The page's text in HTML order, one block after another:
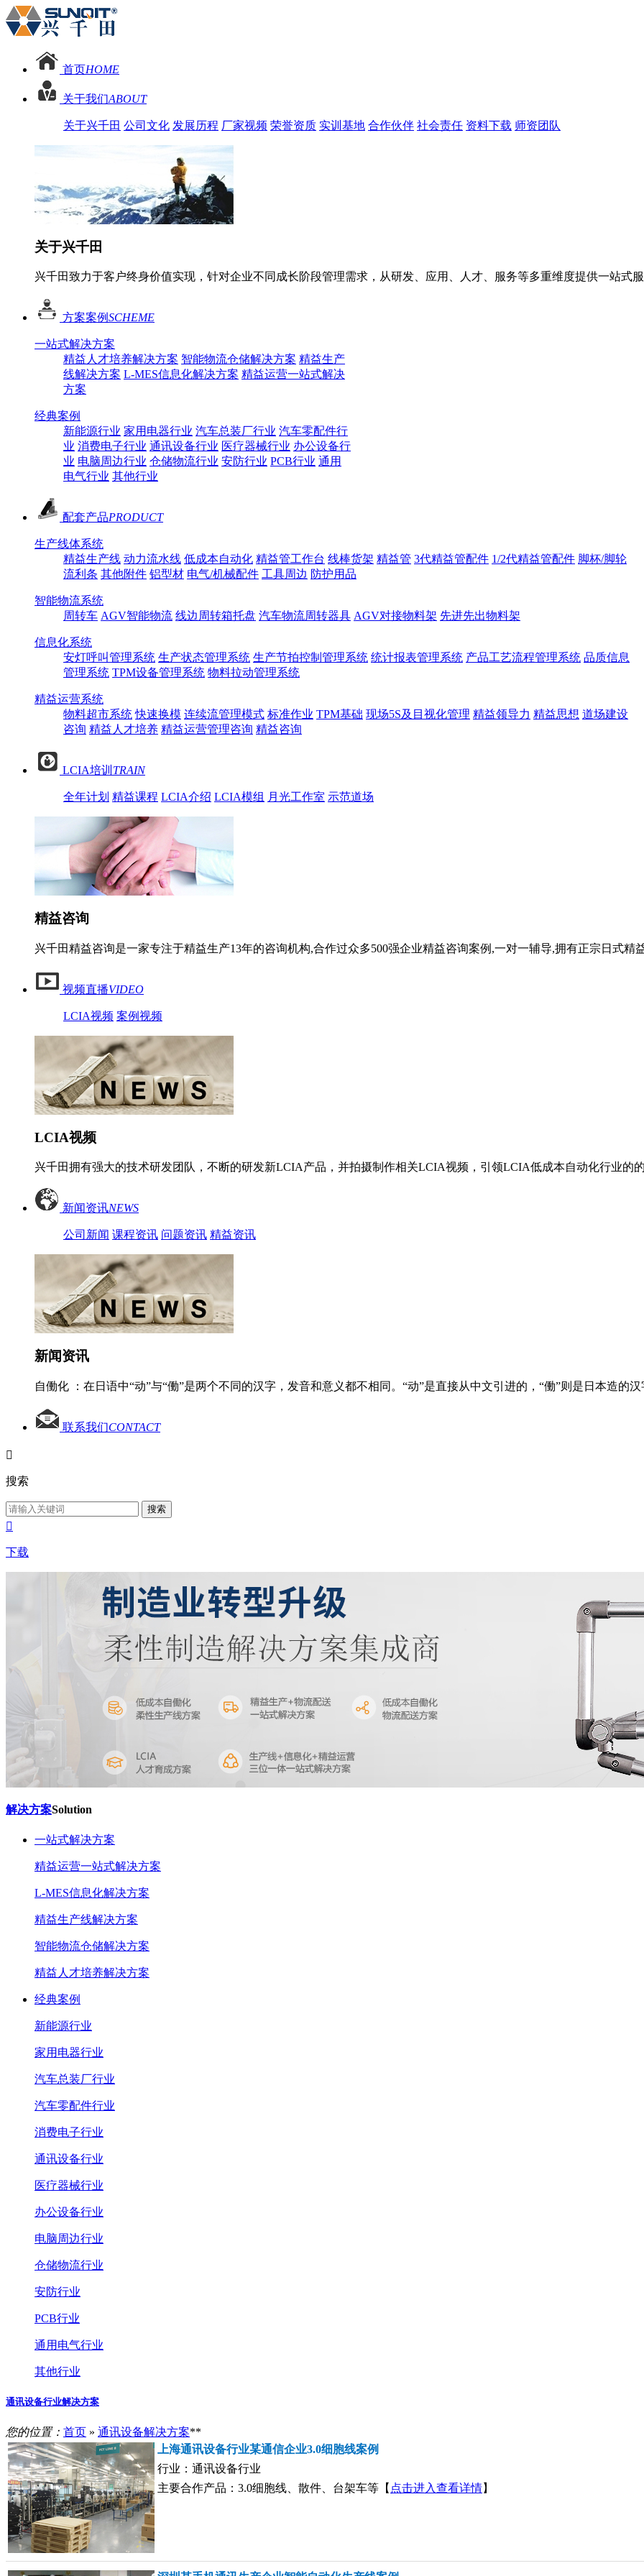
首页HOME
关于我们ABOUT
关于兴千田 公司文化 发展历程 厂家视频 荣誉资质 实训基地 合作伙伴 社会责任 资料下载 师资团队
关于兴千田
兴千田致力于客户终身价值实现，针对企业不同成长阶段管理需求，从研发、应用、人才、服务等多重维度提供一站式
方案案例SCHEME
一站式解决方案
精益人才培养解决方案 智能物流仓储解决方案 精益生产
线解决方案 L-MES信息化解决方案 精益运营一站式解决
方案
经典案例
新能源行业 家用电器行业 汽车总装厂行业 汽车零配件行
业 消费电子行业 通讯设备行业 医疗器械行业 办公设备行
业 电脑周边行业 仓储物流行业 安防行业 PCB行业 通用
电气行业 其他行业
配套产品PRODUCT
生产线体系统
精益生产线 动力流水线 低成本自动化 精益管工作台 线棒货架 精益管 3代精益管配件 1/2代精益管配件 脚杯/脚轮
流利条 其他附件 铝型材 电气/机械配件 工具周边 防护用品
智能物流系统
周转车 AGV智能物流 线边周转箱托盘 汽车物流周转器具 AGV对接物料架 先进先出物料架
信息化系统
安灯呼叫管理系统 生产状态管理系统 生产节拍控制管理系统 统计报表管理系统 产品工艺流程管理系统 品质信息
管理系统 TPM设备管理系统 物料拉动管理系统
精益运营系统
物料超市系统 快速换模 连续流管理模式 标准作业 TPM基础 现场5S及目视化管理 精益领导力 精益思想 道场建设
咨询 精益人才培养 精益运营管理咨询 精益咨询
LCIA培训 TRAIN
全年计划 精益课程 LCIA介绍 LCIA模组 月光工作室 示范道场
精益咨询
兴千田精益咨询是一家专注于精益生产13年的咨询机构,合作过众多500强企业精益咨询案例,一对一辅导,拥有正宗日式精
视频直播VIDEO
LCIA视频 案例视频
LCIA视频
兴千田拥有强大的技术研发团队，不断的研发新LCIA产品，并拍摄制作相关LCIA视频，引领LCIA低成本自动化行业的
新闻资讯NEWS
公司新闻 课程资讯 问题资讯 精益资讯
新闻资讯
自働化 ：在日语中“动”与“働”是两个不同的汉字，发音和意义都不相同。“动”是直接从中文引进的，“働”则是日本造的汉
联系我们CONTACT

搜索
搜索

下载
解决方案Solution
一站式解决方案
精益运营一站式解决方案
L-MES信息化解决方案
精益生产线解决方案
智能物流仓储解决方案
精益人才培养解决方案
经典案例
新能源行业
家用电器行业
汽车总装厂行业
汽车零配件行业
消费电子行业
通讯设备行业
医疗器械行业
办公设备行业
电脑周边行业
仓储物流行业
安防行业
PCB行业
通用电气行业
其他行业
通讯设备行业解决方案
您的位置： 首页 » 通讯设备解决方案**
上海通讯设备行业某通信企业3.0细胞线案例
行业：通讯设备行业
主要合作产品：3.0细胞线、散件、台架车等【 点击进入查看详情】